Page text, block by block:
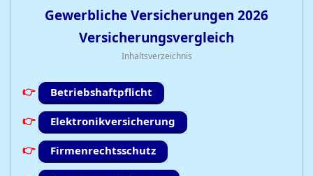
Gewerbliche Versicherungen 2026
Versicherungsvergleich
Inhaltsverzeichnis
Betriebshaftpflicht
Elektronikversicherung
Firmenrechtsschutz